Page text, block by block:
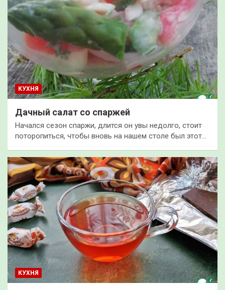
КУХНЯ
Дачный салат со спаржей
Начался сезон спаржи, длится он увы недолго, стоит
поторопиться, чтобы вновь на нашем столе был этот…
КУХНЯ